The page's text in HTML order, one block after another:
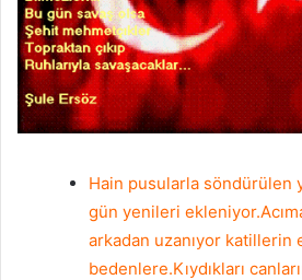
Hain pusularla söndürülen
gün yenileri
arkadan uzanıyor katillerin
bedenlere.Kıydıkları